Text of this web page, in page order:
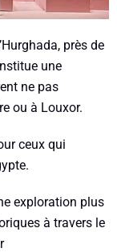
près de
une
ne pas
ou à Louxor.
ceux qui
exploration plus
à travers le